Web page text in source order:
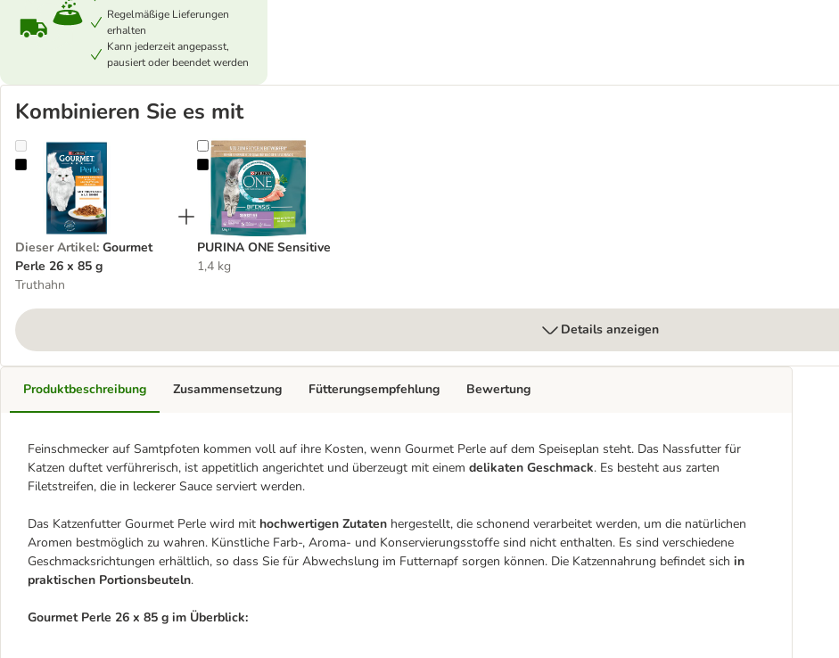
Regelmäßige Lieferungen
erhalten
Kann jederzeit angepasst,
pausiert oder beendet werden
Kombinieren Sie es mit
Gourmet Perle 26 x 85 g
Dieser Artikel: Gourmet
Perle 26 x 85 g
Truthahn
PURINA ONE Sensitive
PURINA ONE Sensitive
1,4 kg
Details anzeigen
Produktbeschreibung
Feinschmecker auf Samtpfoten kommen voll auf ihre Kosten, wenn Gourmet Perle auf dem Speiseplan steht. Das Nassfutter für
Katzen duftet verführerisch, ist appetitlich angerichtet und überzeugt mit einem delikaten Geschmack. Es besteht aus zarten
Filetstreifen, die in leckerer Sauce serviert werden.
Das Katzenfutter Gourmet Perle wird mit hochwertigen Zutaten hergestellt, die schonend verarbeitet werden, um die natürlichen
Aromen bestmöglich zu wahren. Künstliche Farb-, Aroma- und Konservierungsstoffe sind nicht enthalten. Es sind verschiedene
Geschmacksrichtungen erhältlich, so dass Sie für Abwechslung im Futternapf sorgen können. Die Katzennahrung befindet sich in
praktischen Portionsbeuteln.
Gourmet Perle 26 x 85 g im Überblick:
Zusammensetzung Fütterungsempfehlung Bewertung